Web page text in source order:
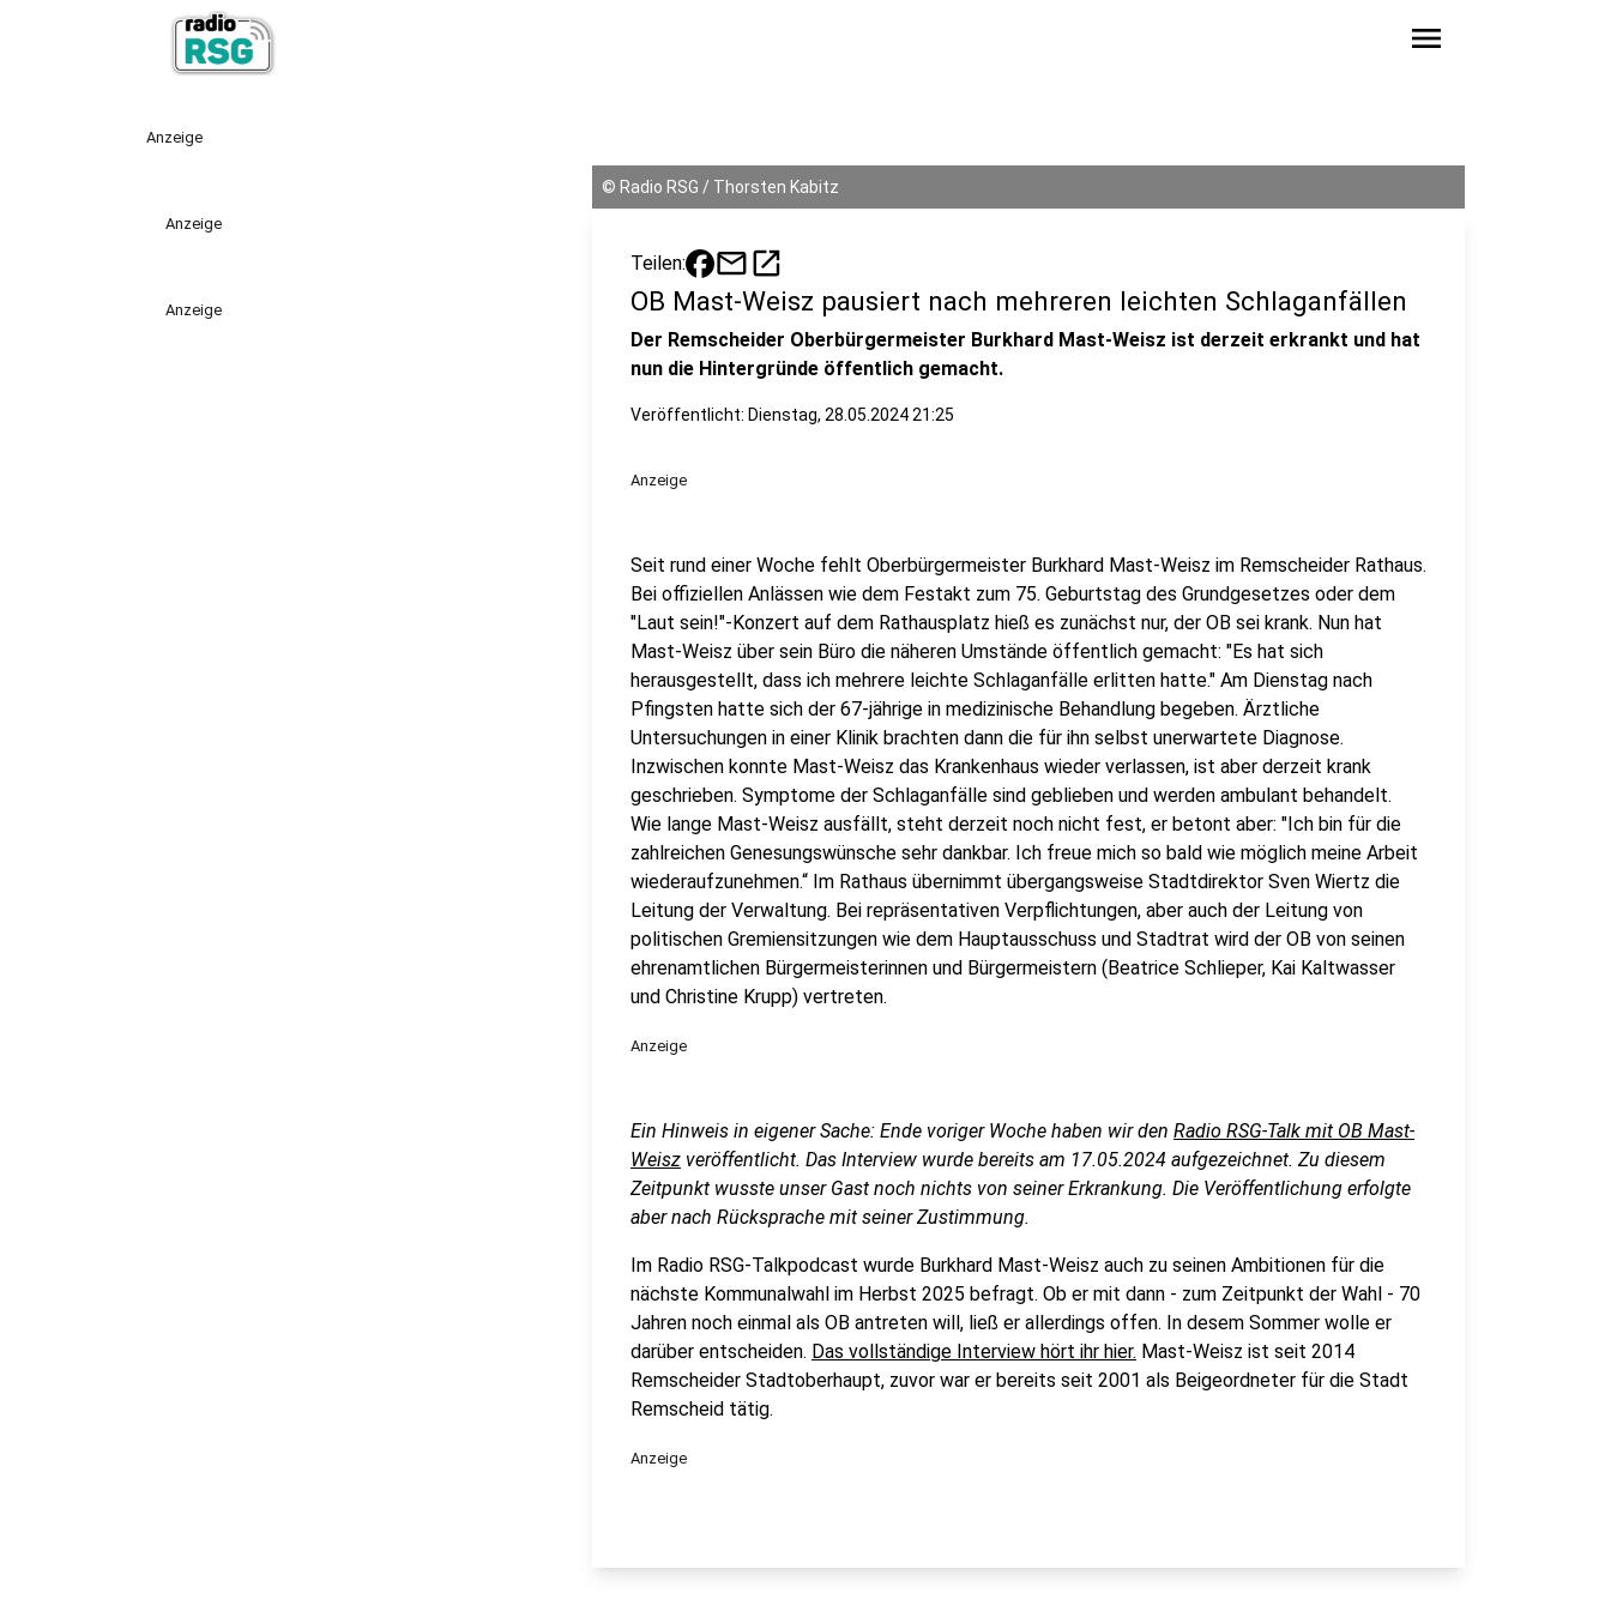
menu
Anzeige
Anzeige
Anzeige
© Radio RSG / Thorsten Kabitz
Teilen: mailopen_in_new
OB Mast-Weisz pausiert nach mehreren leichten Schlaganfällen
Der Remscheider Oberbürgermeister Burkhard Mast-Weisz ist derzeit erkrankt und hat
nun die Hintergründe öffentlich gemacht.
Veröffentlicht: Dienstag, 28.05.2024 21:25
Anzeige
Seit rund einer Woche fehlt Oberbürgermeister Burkhard Mast-Weisz im Remscheider Rathaus.
Bei offiziellen Anlässen wie dem Festakt zum 75. Geburtstag des Grundgesetzes oder dem
"Laut sein!"-Konzert auf dem Rathausplatz hieß es zunächst nur, der OB sei krank. Nun hat
Mast-Weisz über sein Büro die näheren Umstände öffentlich gemacht: "Es hat sich
herausgestellt, dass ich mehrere leichte Schlaganfälle erlitten hatte." Am Dienstag nach
Pfingsten hatte sich der 67-jährige in medizinische Behandlung begeben. Ärztliche
Untersuchungen in einer Klinik brachten dann die für ihn selbst unerwartete Diagnose.
Inzwischen konnte Mast-Weisz das Krankenhaus wieder verlassen, ist aber derzeit krank
geschrieben. Symptome der Schlaganfälle sind geblieben und werden ambulant behandelt.
Wie lange Mast-Weisz ausfällt, steht derzeit noch nicht fest, er betont aber: "Ich bin für die
zahlreichen Genesungswünsche sehr dankbar. Ich freue mich so bald wie möglich meine Arbeit
wiederaufzunehmen.“ Im Rathaus übernimmt übergangsweise Stadtdirektor Sven Wiertz die
Leitung der Verwaltung. Bei repräsentativen Verpflichtungen, aber auch der Leitung von
politischen Gremiensitzungen wie dem Hauptausschuss und Stadtrat wird der OB von seinen
ehrenamtlichen Bürgermeisterinnen und Bürgermeistern (Beatrice Schlieper, Kai Kaltwasser
und Christine Krupp) vertreten.
Anzeige
Ein Hinweis in eigener Sache: Ende voriger Woche haben wir den Radio RSG-Talk mit OB Mast-
Weisz veröffentlicht. Das Interview wurde bereits am 17.05.2024 aufgezeichnet. Zu diesem
Zeitpunkt wusste unser Gast noch nichts von seiner Erkrankung. Die Veröffentlichung erfolgte
aber nach Rücksprache mit seiner Zustimmung.
Im Radio RSG-Talkpodcast wurde Burkhard Mast-Weisz auch zu seinen Ambitionen für die
nächste Kommunalwahl im Herbst 2025 befragt. Ob er mit dann - zum Zeitpunkt der Wahl - 70
Jahren noch einmal als OB antreten will, ließ er allerdings offen. In desem Sommer wolle er
darüber entscheiden. Das vollständige Interview hört ihr hier. Mast-Weisz ist seit 2014
Remscheider Stadtoberhaupt, zuvor war er bereits seit 2001 als Beigeordneter für die Stadt
Remscheid tätig.
Anzeige